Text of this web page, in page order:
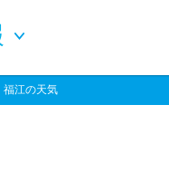
江の天気